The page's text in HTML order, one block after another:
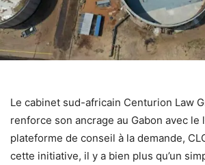
Le cabinet sud-africain Centurion Law
renforce son ancrage au Gabon avec le
plateforme de conseil à la demande,
cette initiative, il y a bien plus qu’un